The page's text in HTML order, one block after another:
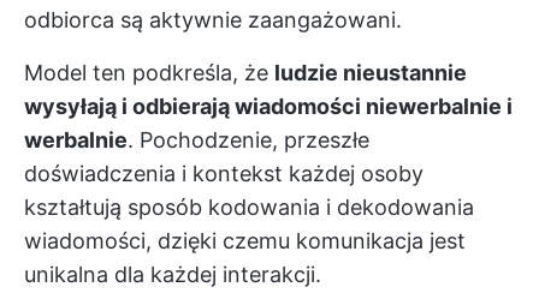
odbiorca są aktywnie zaangażowani.
Model ten podkreśla, że ludzie nieustannie
wysyłają i odbierają wiadomości niewerbalnie i
werbalnie. Pochodzenie, przeszłe
doświadczenia i kontekst każdej osoby
kształtują sposób kodowania i dekodowania
wiadomości, dzięki czemu komunikacja jest
unikalna dla każdej interakcji.